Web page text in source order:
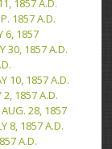
1857 A.D.
6, 1857
30, 1857 A.D.
10, 1857 A.D.
2, 1857 A.D.
AUG. 28, 1857
8, 1857 A.D.
A.D.